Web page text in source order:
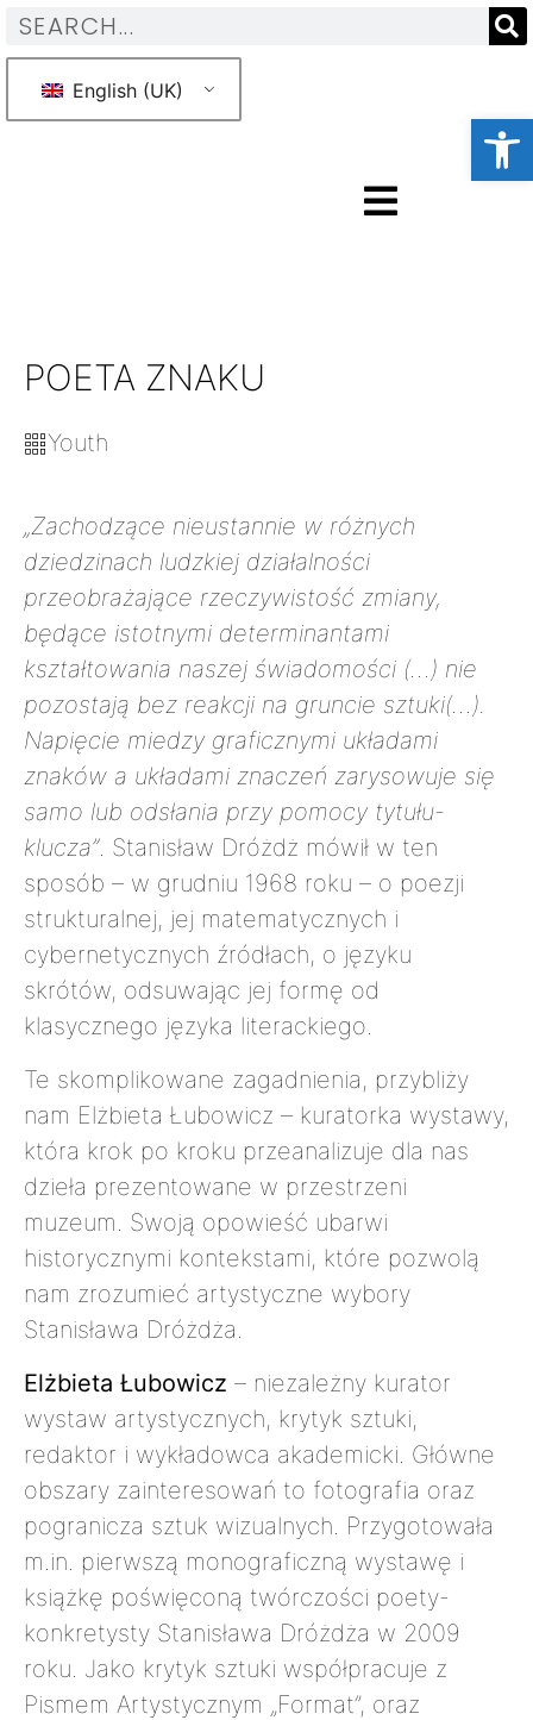
English (UK)
POETA ZNAKU
Youth
„Zachodzące nieustannie w różnych
dziedzinach ludzkiej działalności
przeobrażające rzeczywistość zmiany,
będące istotnymi determinantami
kształtowania naszej świadomości (…) nie
pozostają bez reakcji na gruncie sztuki(…).
Napięcie miedzy graficznymi układami
znaków a układami znaczeń zarysowuje się
samo lub odsłania przy pomocy tytułu-
klucza”. Stanisław Dróżdż mówił w ten
sposób – w grudniu 1968 roku – o poezji
strukturalnej, jej matematycznych i
cybernetycznych źródłach, o języku
skrótów, odsuwając jej formę od
klasycznego języka literackiego.
Te skomplikowane zagadnienia, przybliży
nam Elżbieta Łubowicz – kuratorka wystawy,
która krok po kroku przeanalizuje dla nas
dzieła prezentowane w przestrzeni
muzeum. Swoją opowieść ubarwi
historycznymi kontekstami, które pozwolą
nam zrozumieć artystyczne wybory
Stanisława Dróżdża.
Elżbieta Łubowicz – niezależny kurator
wystaw artystycznych, krytyk sztuki,
redaktor i wykładowca akademicki. Główne
obszary zainteresowań to fotografia oraz
pogranicza sztuk wizualnych. Przygotowała
m.in. pierwszą monograficzną wystawę i
książkę poświęconą twórczości poety-
konkretysty Stanisława Dróżdża w 2009
roku. Jako krytyk sztuki współpracuje z
Pismem Artystycznym „Format”, oraz